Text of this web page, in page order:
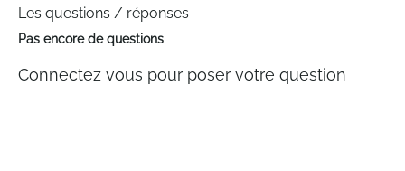
Les questions / réponses
Pas encore de questions
Connectez vous pour poser votre question